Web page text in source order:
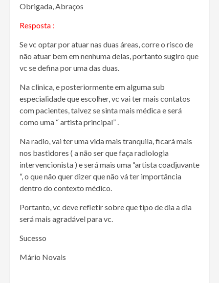
Obrigada, Abraços
Resposta :
Se vc optar por atuar nas duas áreas, corre o risco de
não atuar bem em nenhuma delas, portanto sugiro que
vc se defina por uma das duas.
Na clinica, e posteriormente em alguma sub
especialidade que escolher, vc vai ter mais contatos
com pacientes, talvez se sinta mais médica e será
como uma “ artista principal” .
Na radio, vai ter uma vida mais tranquila, ficará mais
nos bastidores ( a não ser que faça radiologia
intervencionista ) e será mais uma “artista coadjuvante
“, o que não quer dizer que não vá ter importância
dentro do contexto médico.
Portanto, vc deve refletir sobre que tipo de dia a dia
será mais agradável para vc.
Sucesso
Mário Novais